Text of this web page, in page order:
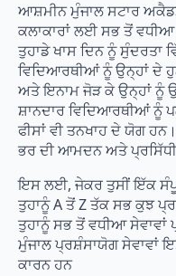
ਆਸ਼ਮੀਨ ਮੁੰਜਾਲ ਸਟਾਰ
ਕਲਾਕਾਰਾਂ ਲਈ ਸਭ ਤੋਂ
ਤੁਹਾਡੇ ਖਾਸ ਦਿਨ ਨੂੰ
ਵਿਦਿਆਰਥੀਆਂ ਨੂੰ ਉਨ੍ਹਾਂ ਦੇ
ਅਤੇ ਇਨਾਮ ਜੋੜ ਕੇ ਉਨ੍ਹਾਂ ਨੂੰ
ਸ਼ਾਨਦਾਰ ਵਿਦਿਆਰਥੀਆਂ ਨੂੰ
ਫੀਸਾਂ ਵੀ ਤਨਖਾਹ ਦੇ ਯੋਗ
ਭਰ ਦੀ ਆਮਦਨ ਅਤੇ
ਇਸ ਲਈ, ਜੇਕਰ ਤੁਸੀਂ ਇੱਕ
ਤੁਹਾਨੂੰ A ਤੋਂ Z ਤੱਕ ਸਭ ਕੁਝ
ਤੁਹਾਨੂੰ ਸਭ ਤੋਂ ਵਧੀਆ
ਮੁੰਜਾਲ ਪ੍ਰਸ਼ੰਸਾਯੋਗ ਸੇਵਾਵਾਂ
ਕਾਰਨ ਹਨ